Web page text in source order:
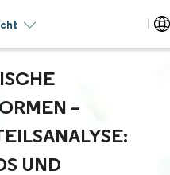
–
W
P